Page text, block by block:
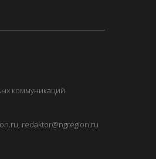
коммуникаций
redaktor@ngregion.ru